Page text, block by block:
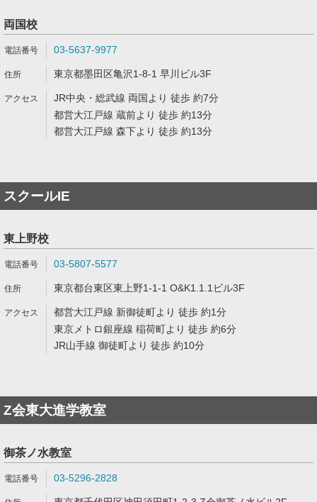
両国校
03-5637-9977
東京都墨田区亀沢1-8-1 早川ビル3F
JR中央・総武線 両国より 徒歩 約7分
都営大江戸線 蔵前より 徒歩 約13分
都営大江戸線 森下より 徒歩 約13分
スクールIE
東上野校
03-5807-5577
東京都台東区東上野1-1-1 O&K1.1.1ビル3F
都営大江戸線 新御徒町より 徒歩 約1分
東京メトロ銀座線 稲荷町より 徒歩 約6分
JR山手線 御徒町より 徒歩 約10分
Z会東大進学教室
御茶ノ水教室
03-5296-2828